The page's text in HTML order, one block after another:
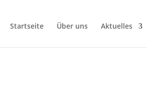
Startseite Über uns Aktuelles